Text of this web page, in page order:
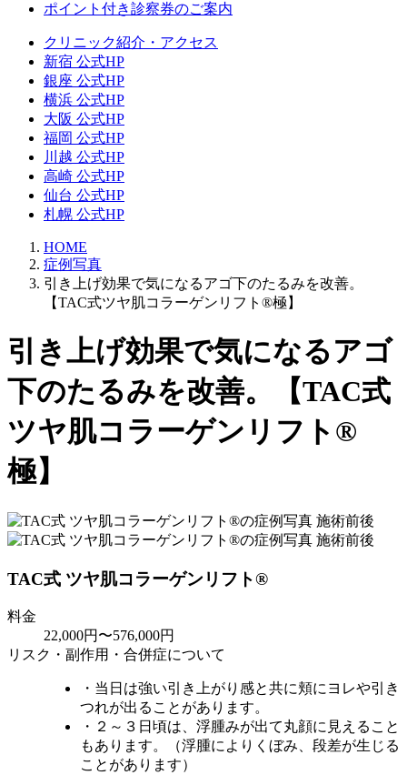
ポイント付き診察券のご案内
クリニック紹介・アクセス
新宿 公式HP
銀座 公式HP
横浜 公式HP
大阪 公式HP
福岡 公式HP
川越 公式HP
高崎 公式HP
仙台 公式HP
札幌 公式HP
HOME
症例写真
引き上げ効果で気になるアゴ下のたるみを改善。
【TAC式ツヤ肌コラーゲンリフト®極】
引き上げ効果で気になるアゴ
下のたるみを改善。【TAC式
ツヤ肌コラーゲンリフト®
極】
TAC式 ツヤ肌コラーゲンリフト®
料金
22,000円〜576,000円
リスク・副作用・合併症について
・当日は強い引き上がり感と共に頬にヨレや引き
つれが出ることがあります。
・２～３日頃は、浮腫みが出て丸顔に見えること
もあります。（浮腫によりくぼみ、段差が生じる
ことがあります）